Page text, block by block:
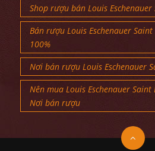
Shop rượu bán Louis
Bán rượu Louis Eschenauer
100%
Nơi bán rượu Louis Eschenauer
Nên mua Louis Eschenauer
Nơi bán rượu